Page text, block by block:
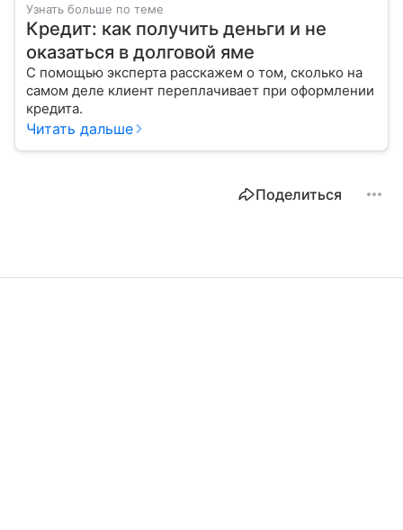
Узнать больше по теме
Кредит: как получить деньги и не
оказаться в долговой яме
С помощью эксперта расскажем о том, сколько на
самом деле клиент переплачивает при оформлении
кредита.
Читать дальше
Поделиться